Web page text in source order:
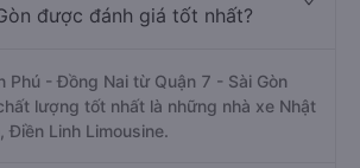
được đánh giá tốt nhất?
Phú - Đồng Nai từ Quận 7 - Sài Gòn
lượng tốt nhất là những nhà xe Nhật
Điền Linh Limousine.